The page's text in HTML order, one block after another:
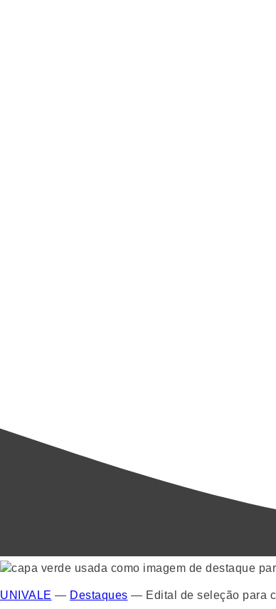
UNIVALE — Destaques — Edital de seleção para